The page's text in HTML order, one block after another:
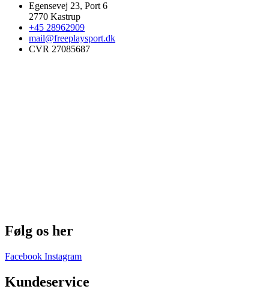
Egensevej 23, Port 6
2770 Kastrup
+45 28962909
mail@freeplaysport.dk
CVR 27085687
Følg os her
Facebook Instagram
Kundeservice